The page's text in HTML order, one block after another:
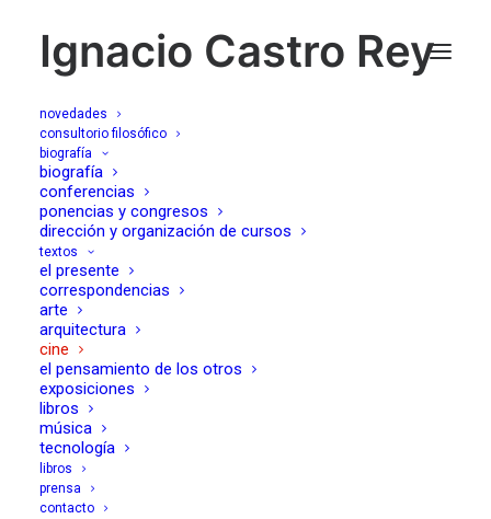
Ignacio Castro Rey
novedades
consultorio filosófico
biografía
biografía
conferencias
ponencias y congresos
dirección y organización de cursos
textos
el presente
correspondencias
arte
arquitectura
cine
el pensamiento de los otros
exposiciones
libros
música
tecnología
libros
prensa
contacto
lost and broken, (Lost
in translation, Sofia
Coppola, 2003), letra
clara, nº18, Granada,
julio 2008
18/12/2005